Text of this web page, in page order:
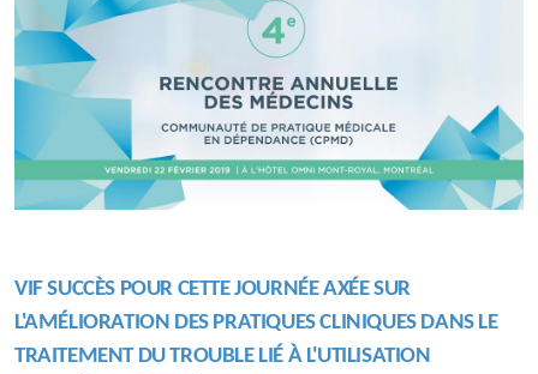
VIF SUCCÈS POUR CETTE JOURNÉE AXÉE SUR
L'AMÉLIORATION DES PRATIQUESCLINIQUESDANS LE
TRAITEMENT DU TROUBLE LIÉ À L'UTILISATION